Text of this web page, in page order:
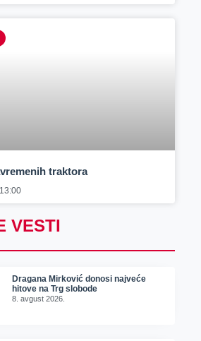
traktora
13:00
VESTI
Dragana Mirković donosi najveće
hitove na Trg slobode
8. avgust 2026.